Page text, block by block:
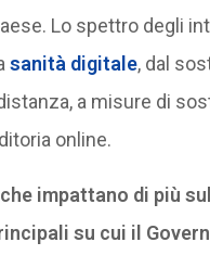
Lo spettro degli
sanità digitale, dal
a misure di
online.
impattano di più
su cui il